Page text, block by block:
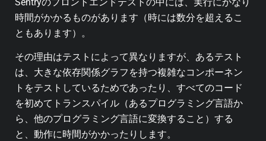
時間がかかるものがあります（時には数分を超えるこ
ともあります）。
その理由はテストによって異なりますが、あるテスト
は、大きな依存関係グラフを持つ複雑なコンポーネン
トをテストしているためであったり、すべてのコード
を初めてトランスパイル（あるプログラミング言語か
ら、他のプログラミング言語に変換すること）する
と、動作に時間がかかったりします。